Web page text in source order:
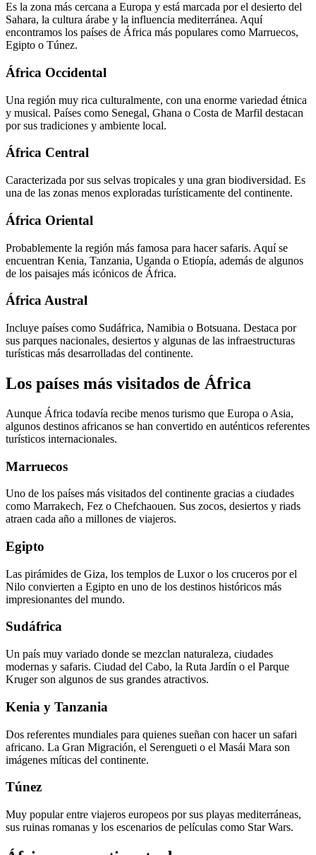
Es la zona más cercana a Europa y está marcada por el desierto del
Sahara, la cultura árabe y la influencia mediterránea. Aquí
encontramos los países de África más populares como Marruecos,
Egipto o Túnez.
África Occidental
Una región muy rica culturalmente, con una enorme variedad étnica
y musical. Países como Senegal, Ghana o Costa de Marfil destacan
por sus tradiciones y ambiente local.
África Central
Caracterizada por sus selvas tropicales y una gran biodiversidad. Es
una de las zonas menos exploradas turísticamente del continente.
África Oriental
Probablemente la región más famosa para hacer safaris. Aquí se
encuentran Kenia, Tanzania, Uganda o Etiopía, además de algunos
de los paisajes más icónicos de África.
África Austral
Incluye países como Sudáfrica, Namibia o Botsuana. Destaca por
sus parques nacionales, desiertos y algunas de las infraestructuras
turísticas más desarrolladas del continente.
Los países más visitados de África
Aunque África todavía recibe menos turismo que Europa o Asia,
algunos destinos africanos se han convertido en auténticos referentes
turísticos internacionales.
Marruecos
Uno de los países más visitados del continente gracias a ciudades
como Marrakech, Fez o Chefchaouen. Sus zocos, desiertos y riads
atraen cada año a millones de viajeros.
Egipto
Las pirámides de Giza, los templos de Luxor o los cruceros por el
Nilo convierten a Egipto en uno de los destinos históricos más
impresionantes del mundo.
Sudáfrica
Un país muy variado donde se mezclan naturaleza, ciudades
modernas y safaris. Ciudad del Cabo, la Ruta Jardín o el Parque
Kruger son algunos de sus grandes atractivos.
Kenia y Tanzania
Dos referentes mundiales para quienes sueñan con hacer un safari
africano. La Gran Migración, el Serengueti o el Masái Mara son
imágenes míticas del continente.
Túnez
Muy popular entre viajeros europeos por sus playas mediterráneas,
sus ruinas romanas y los escenarios de películas como Star Wars.